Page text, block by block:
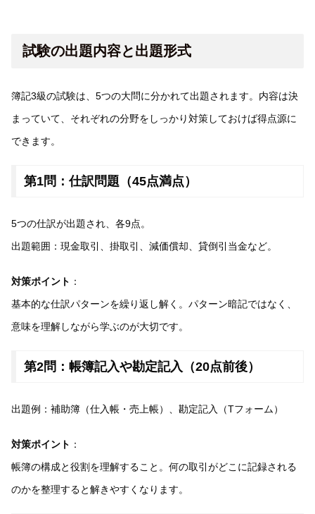
試験の出題内容と出題形式
簿記3級の試験は、5つの大問に分かれて出題されます。内容は決
まっていて、それぞれの分野をしっかり対策しておけば得点源に
できます。
第1問：仕訳問題（45点満点）
5つの仕訳が出題され、各9点。
出題範囲：現金取引、掛取引、減価償却、貸倒引当金など。
対策ポイント ：
基本的な仕訳パターンを繰り返し解く。パターン暗記ではなく、
意味を理解しながら学ぶのが大切です。
第2問：帳簿記入や勘定記入（20点前後）
出題例：補助簿（仕入帳・売上帳）、勘定記入（Tフォーム）
対策ポイント ：
帳簿の構成と役割を理解すること。何の取引がどこに記録される
のかを整理すると解きやすくなります。